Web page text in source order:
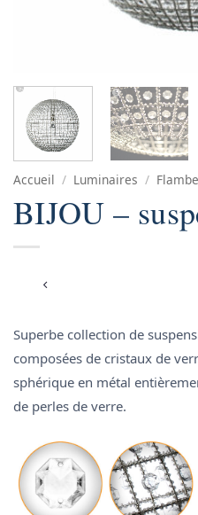
Accueil / Luminaires /
BIJOU –
Superbe collection de
composées de cristaux de
sphérique en métal
de perles de verre.